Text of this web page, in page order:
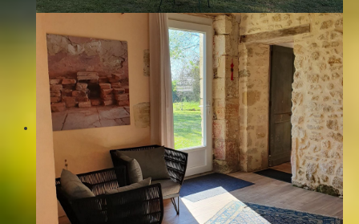
Les tarifs
Réserver / Nous contacter
Les accès - Liens
La galerie d'art L'Aparté